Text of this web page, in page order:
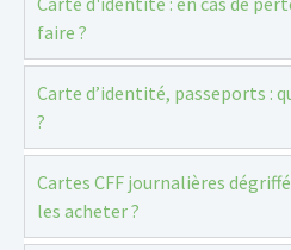
faire ?
Carte d’identité, passeports :
?
Cartes CFF journalières
les acheter ?